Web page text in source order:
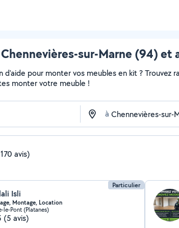
sur-Marne (94) et
pour monter vos meubles en kit ? Trouvez
monter votre meuble !
à
avis)
Particulier
Isli
Montage, Location
le-Pont (Platanes)
(5 avis)